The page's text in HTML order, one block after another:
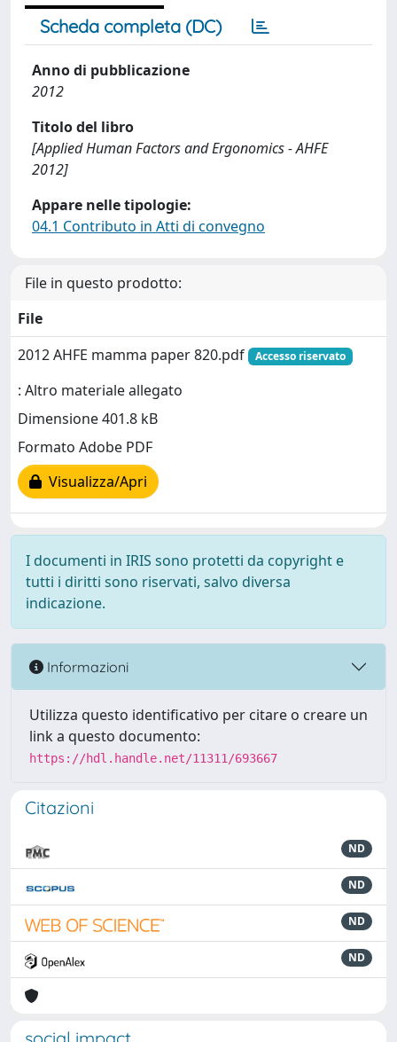
Scheda completa (DC)
Anno di pubblicazione
2012
Titolo del libro
[Applied Human Factors and Ergonomics - AHFE
2012]
Appare nelle tipologie:
04.1 Contributo in Atti di convegno
File in questo prodotto:
File
2012 AHFE mamma paper 820.pdf
Accesso riservato
: Altro materiale allegato
Dimensione 401.8 kB
Formato Adobe PDF
Visualizza/Apri
I documenti in IRIS sono protetti da copyright e
tutti i diritti sono riservati, salvo diversa
indicazione.
Informazioni
Utilizza questo identificativo per citare o creare un
link a questo documento:
https://hdl.handle.net/11311/693667
Citazioni
ND
ND
ND
ND